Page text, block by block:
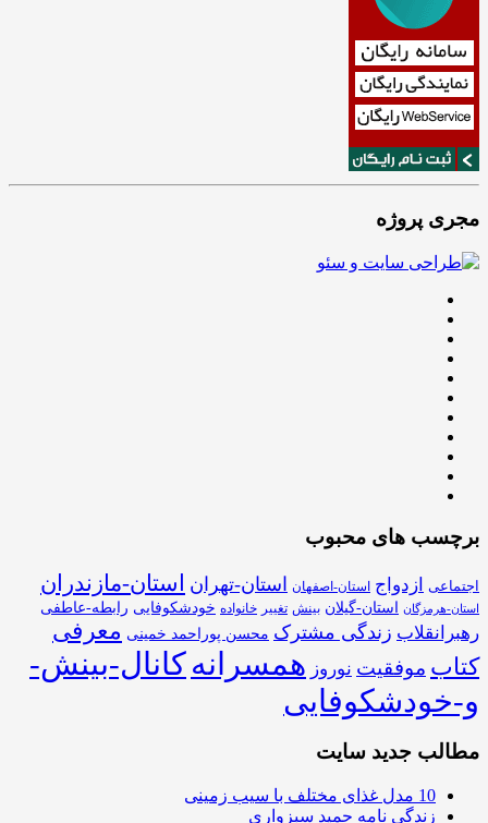
مجری پروژه
برچسب های محبوب
اجتماعی ازدواج استان-اصفهان استان-تهران استان-مازندران
استان-هرمزگان استان-گیلان بینش تغییر خانواده خودشکوفایی رابطه-عاطفی
رهبرانقلاب زندگی مشترک محسن پوراحمد خمینی معرفی
کتاب موفقیت نوروز همسرانهکانال-بینش-
و-خودشکوفایی
مطالب جدید سایت
10 مدل غذای مختلف با سیب زمینی
زندگی نامه حمید سبزواری